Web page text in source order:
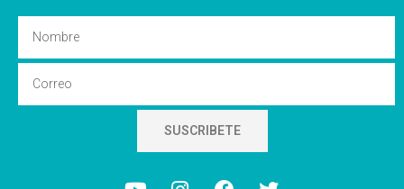
SUSCRIBETE
Y
I
F
T